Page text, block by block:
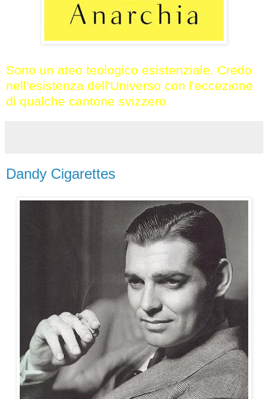
Sono un ateo teologico esistenziale. Credo
nell'esistenza dell'Universo con l'eccezione
di qualche cantone svizzero
Dandy Cigarettes